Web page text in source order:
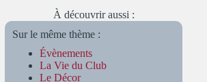
À découvrir aussi :
Sur le même thème :
Évènements
La Vie du Club
Le Décor